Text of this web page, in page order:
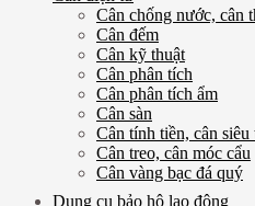
Cân chống nước, cân
Cân đếm
Cân kỹ thuật
Cân phân tích
Cân phân tích ẩm
Cân sàn
Cân tính tiền, cân siêu
Cân treo, cân móc cẩu
Cân vàng bạc đá quý
Dụng cụ bảo hộ lao động